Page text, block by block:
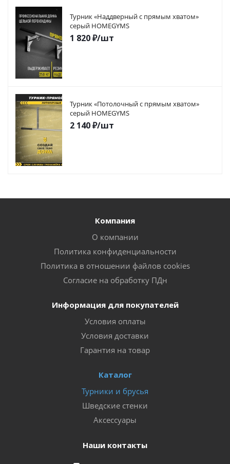
Турник «Наддверный с прямым хватом»
серый HOMEGYMS
1 820₽/шт
Турник «Потолочный с прямым хватом»
серый HOMEGYMS
2 140₽/шт
Компания
О компании
Политика конфиденциальности
Политика в отношении файлов cookies
Согласие на обработку ПДн
Информация для покупателей
Условия оплаты
Условия доставки
Гарантия на товар
Каталог
Турники и брусья
Шведские стенки
Аксессуары
Наши контакты